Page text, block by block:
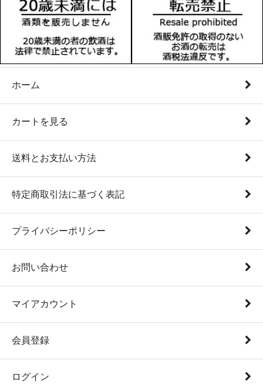
ホーム
カートを見る
送料とお支払い方法
特定商取引法に基づく表記
プライバシーポリシー
お問い合わせ
マイアカウント
会員登録
ログイン